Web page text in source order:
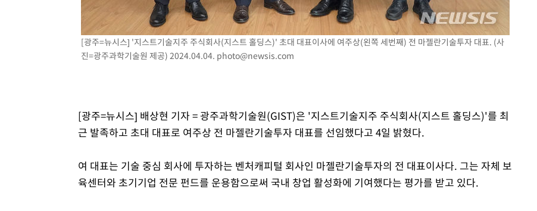
극한폭염 한풀 꺾이지만…'낮 최고 35도' 무더위, 열대야 계속[다음주
축구협회 "압수수색·성접대 논란 사과…쇄신의 기회로 삼겠다"
[속보]'압수수색·성접대 논란' 축구협회 "실망과 걱정 안겨드려 죄송"
'최고 37도' 폭염 지속…강원동해안 최대 150㎜ 비
[광주=뉴시스] '지스트기술지주 주식회사(지스트 홀딩스)' 초대 대표이사에 여주상(왼쪽 세번째) 전 마젤란기술투자 대표. (사
진=광주과학기술원 제공) 2024.04.04. photo@newsis.com
[광주=뉴시스] 배상현 기자 = 광주과학기술원(GIST)은 '지스트기술지주 주식회사(지스트 홀딩스)'를 최
근 발족하고 초대 대표로 여주상 전 마젤란기술투자 대표를 선임했다고 4일 밝혔다.
여 대표는 기술 중심 회사에 투자하는 벤처캐피털 회사인 마젤란기술투자의 전 대표이사다. 그는 자체 보
육센터와 초기기업 전문 펀드를 운용함으로써 국내 창업 활성화에 기여했다는 평가를 받고 있다.